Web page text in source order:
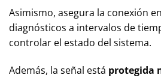
Asimismo, asegura la conexión
diagnósticos a intervalos de
controlar el estado del sistema.
Además, la señal está protegida